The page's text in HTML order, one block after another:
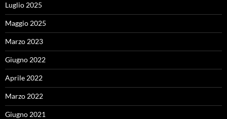
Luglio 2025
Maggio 2025
Marzo 2023
Giugno 2022
Aprile 2022
Marzo 2022
Giugno 2021